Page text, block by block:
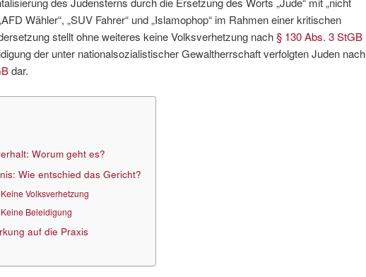
Wähler“, „SUV Fahrer“ und „Islamophop“ im Rahmen einer kritischen
stellt ohne weiteres keine Volksverhetzung nach§ 130 Abs. 3 StGB
der unter nationalsozialistischer Gewaltherrschaft verfolgten Juden nach
dar.
Worum geht es?
Wie entschied das Gericht?
_ Keine Volksverhetzung
_ Keine Beleidigung
auf die Praxis